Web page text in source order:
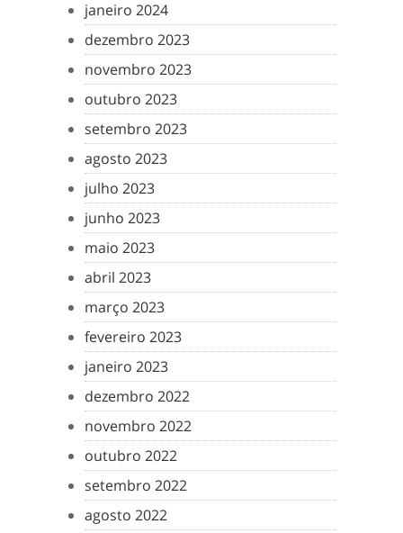
janeiro 2024
dezembro 2023
novembro 2023
outubro 2023
setembro 2023
agosto 2023
julho 2023
junho 2023
maio 2023
abril 2023
março 2023
fevereiro 2023
janeiro 2023
dezembro 2022
novembro 2022
outubro 2022
setembro 2022
agosto 2022